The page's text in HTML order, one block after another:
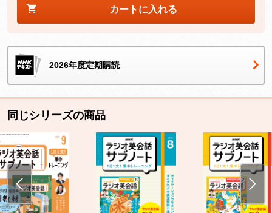
カートに入れる
2026年度定期購読
同じシリーズの商品